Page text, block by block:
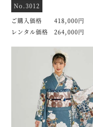
No.3012
ご購入価格 418,000円
レンタル価格 264,000円